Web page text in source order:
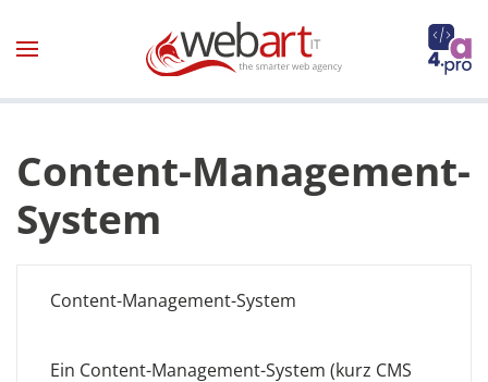
Zum Hauptinhalt springen
Content-Management-
System
Content-Management-System
Ein Content-Management-System (kurz CMS